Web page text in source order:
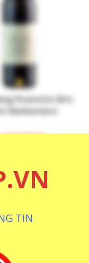
TIN
Prunotto Bric
Barbaresco
₫